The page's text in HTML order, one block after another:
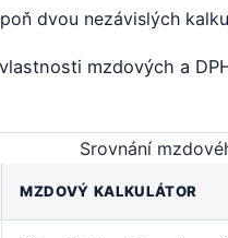
dvou nezávislých
mzdových a
Srovnání
MZDOVÝ KALKULÁTOR